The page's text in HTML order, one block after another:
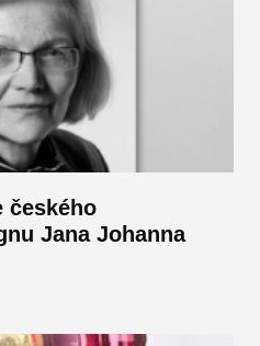
českého
Jana Johanna